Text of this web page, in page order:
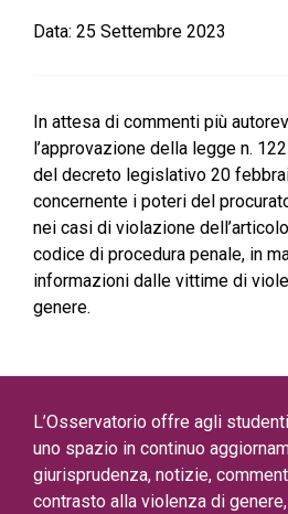
Data: 25 Settembre 2023
In attesa di commenti più
l’approvazione della legge n.
del decreto legislativo 20
concernente i poteri del
nei casi di violazione
codice di procedura penale, in
informazioni dalle vittime di
genere.
L’Osservatorio offre agli
uno spazio in continuo
giurisprudenza, notizie,
contrasto alla violenza di